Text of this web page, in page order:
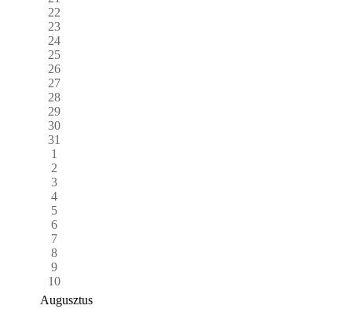
22
23
24
25
26
27
28
29
30
31
1
2
3
4
5
6
7
8
9
10
Augusztus